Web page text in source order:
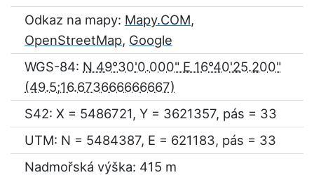
Odkaz na mapy: Mapy.COM,
OpenStreetMap, Google
WGS-84: N 49°30'0.000" E 16°40'25.200"
S42: X = 5486721, Y = 3621357, pás = 33
UTM: N = 5484387, E = 621183, pás = 33
Nadmořská výška: 415 m